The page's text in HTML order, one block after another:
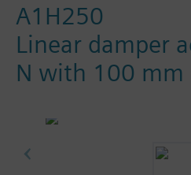
A1H250
Linear damper
N with 100 mm